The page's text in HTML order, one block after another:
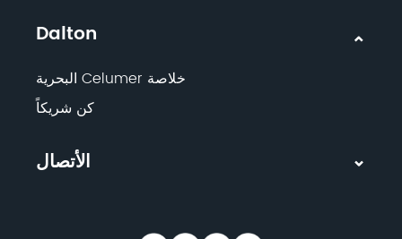
Dalton
خلاصة Celumer البحرية
كن شريكاً
الأتصال